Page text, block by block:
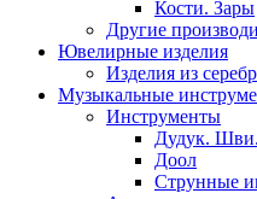
Кости. Зары
Другие
Ювелирные изделия
Изделия из
Музыкальные
Инструменты
Дудук.
Доол
Струнные